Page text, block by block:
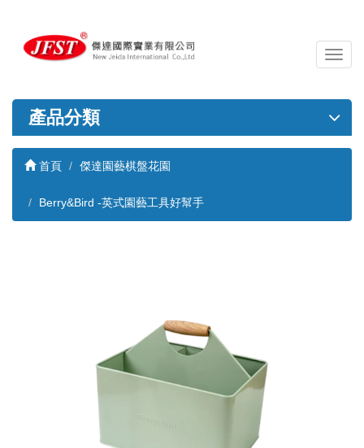
導
覽
關
產品分類
首頁 傑達園藝棋盤花園
Berry&Bird -英式園藝工具好幫手